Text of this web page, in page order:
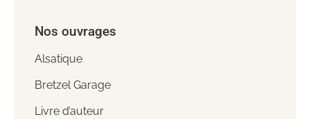
Nos ouvrages
Alsatique
Bretzel Garage
Livre d’auteur